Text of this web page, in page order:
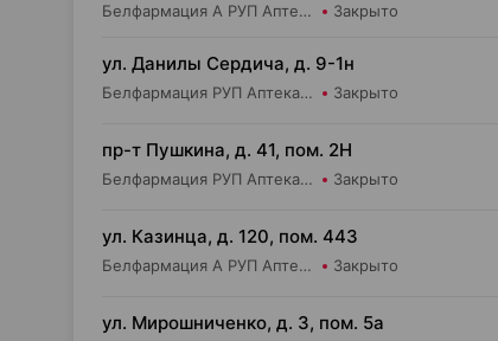
Белфармация А РУП Аптека №5 Закрыто
ул. Данилы Сердича, д. 9-1н
Белфармация РУП Аптека №48 Закрыто
пр-т Пушкина, д. 41, пом. 2Н
Белфармация РУП Аптека №62 Закрыто
ул. Казинца, д. 120, пом. 443
Белфармация А РУП Аптека №74 Закрыто
ул. Мирошниченко, д. 3, пом. 5а